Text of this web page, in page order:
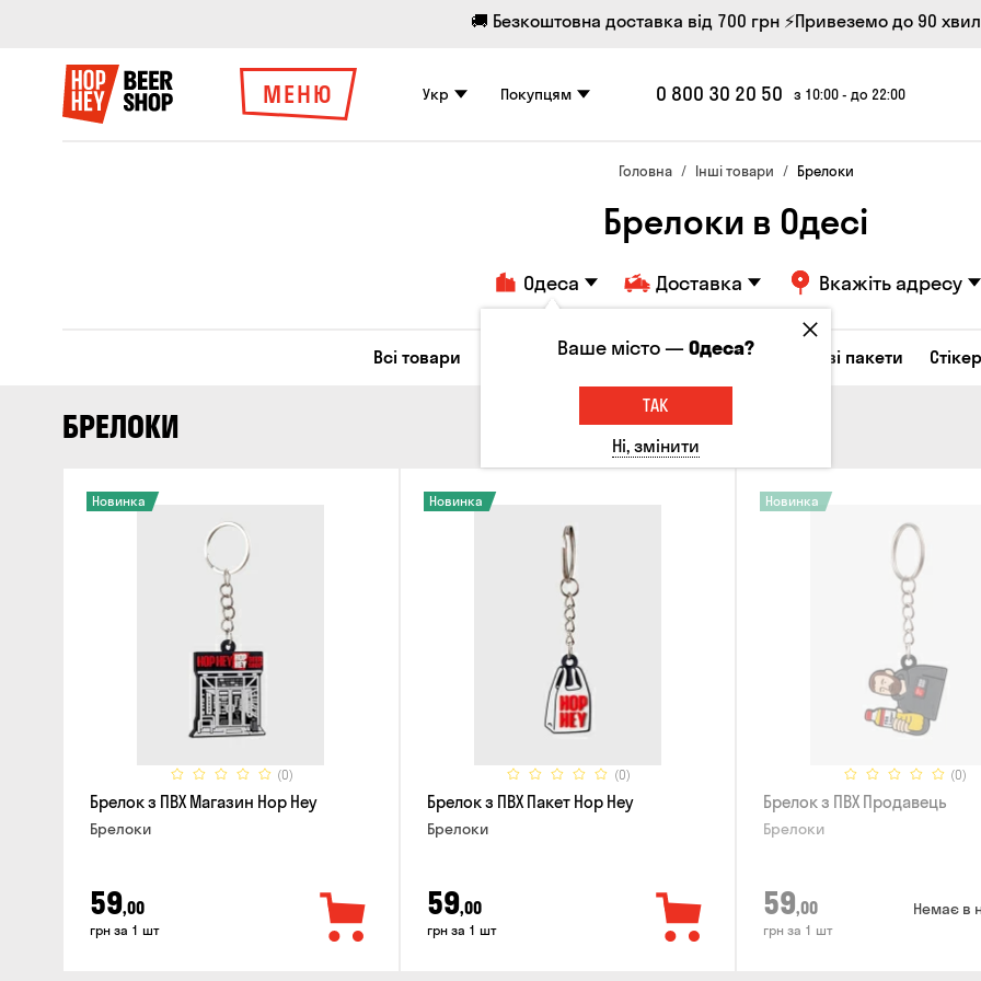
🚚 Безкоштовна доставка від 700 грн ⚡Привеземо до 90
МЕНЮ Укр Покупцям 0 800 30 20 50 з 10:00 - до 22:00
Головна Інші товари Брелоки
Брелоки в Одесі
Одеса Доставка Вкажіть адресу
Всі товари Келихи та кухлі Брелоки Подарункові пакети
БРЕЛОКИ
(0)
Новинка
Брелок з ПВХ Магазин Hop Hey
Брелоки
59,00
грн за 1 шт
(0)
Новинка
Брелок з ПВХ Пакет Hop Hey
Брелоки
59,00
грн за 1 шт
(0)
Новинка
Брелок з ПВХ Продавець
Брелоки
59,00
грн за 1 шт
Немає в
Ваше місто —Одеса?
ТАК
Ні, змінити